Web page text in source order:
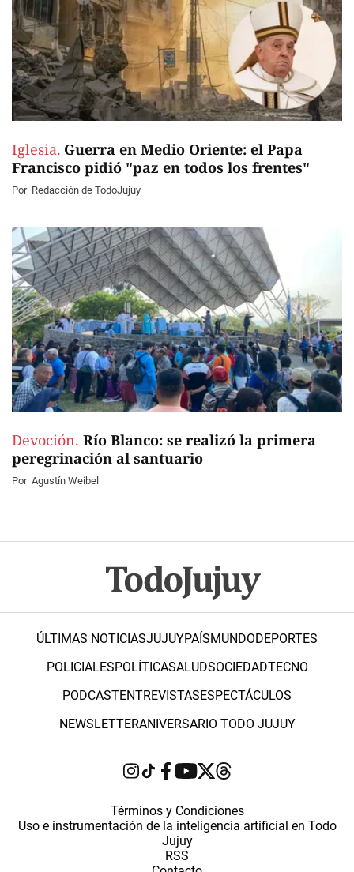
Iglesia. Guerra en Medio Oriente: el Papa
Francisco pidió "paz en todos los frentes"
Por Redacción de TodoJujuy
Devoción. Río Blanco: se realizó la primera
peregrinación al santuario
Por Agustín Weibel
ÚLTIMAS NOTICIASJUJUYPAÍSMUNDODEPORTES
POLICIALESPOLÍTICASALUDSOCIEDADTECNO
PODCASTENTREVISTASESPECTÁCULOS
NEWSLETTERANIVERSARIO TODO JUJUY
Términos y Condiciones
Uso e instrumentación de la inteligencia artificial en Todo
Jujuy
RSS